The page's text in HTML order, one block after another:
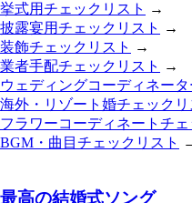
挙式用チェックリスト
→
披露宴用チェックリスト
→
装飾チェックリスト
→
業者手配チェックリスト
→
ウェディングコーディネー
海外・リゾート婚チェックリ
フラワーコーディネートチェ
BGM・曲目チェックリスト
最高の結婚式ソング